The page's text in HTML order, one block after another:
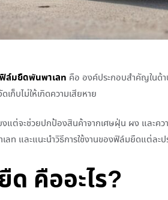
ฟิล์มยืดพันพาเลท คือ องค์ประกอบสำคัญในด้
เก็บไม่ให้เกิดความเสียหาย
แต่จะช่วยปกป้องสินค้าจากเศษฝุ่น ผง และ
ลท และแนะนำวิธีการใช้งานของฟิล์มยืดแต่ละ
คืออะไร?